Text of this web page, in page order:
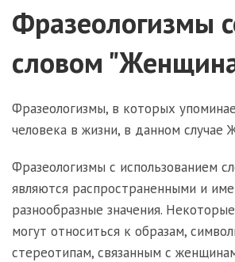
Фразеологизмы
словом
Фразеологизмы, в которых
человека в жизни, в данном случае
Фразеологизмы с использованием
являются распространенными и
разнообразные значения.
могут относиться к образам,
стереотипам, связанным с